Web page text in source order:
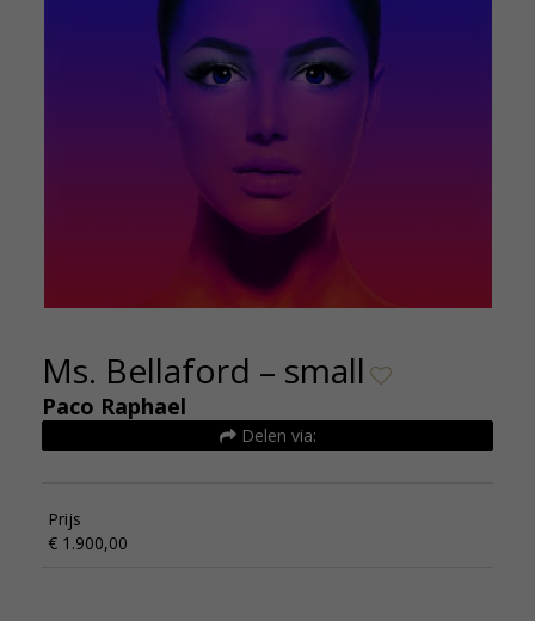
Ms. Bellaford – small
Paco Raphael
Delen via:
Prijs
€ 1.900,00